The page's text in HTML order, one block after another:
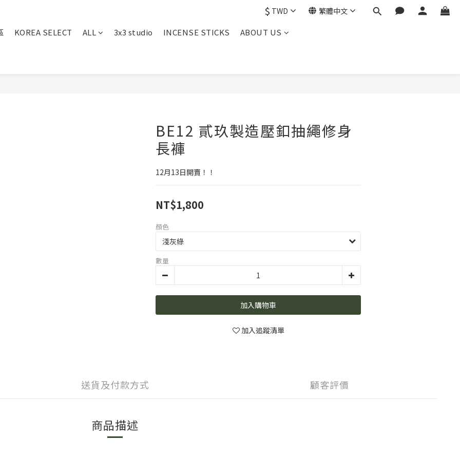
$ TWD 繁體中文
KOREA SELECT ALL 3x3 studio INCENSE STICKS
ABOUT US
BE12 貳玖製造壓釦抽繩修身
長褲
12月13日開賣！！
NT$1,800
顏色
數量
加入購物車
加入追蹤清單
送貨及付款方式 顧客評價
商品描述